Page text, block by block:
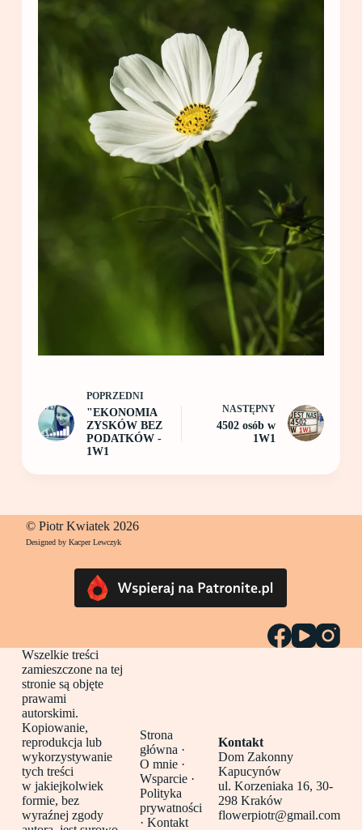
POPRZEDNI
"EKONOMIA
ZYSKÓW BEZ
PODATKÓW -
1W1
NASTĘPNY
4502 osób w
1W1
© Piotr Kwiatek 2026
Designed by Kacper Lewczyk
Wszelkie treści
zamieszczone na tej
stronie są objęte
prawami
autorskimi.
Kopiowanie,
reprodukcja lub
wykorzystywanie
tych treści
w jakiejkolwiek
formie, bez
wyraźnej zgody
Strona
główna ·
O mnie ·
Wsparcie ·
Polityka
prywatności
·Kontakt
Kontakt
Dom Zakonny
Kapucynów
ul. Korzeniaka 16, 30-
298 Kraków
flowerpiotr@gmail.com